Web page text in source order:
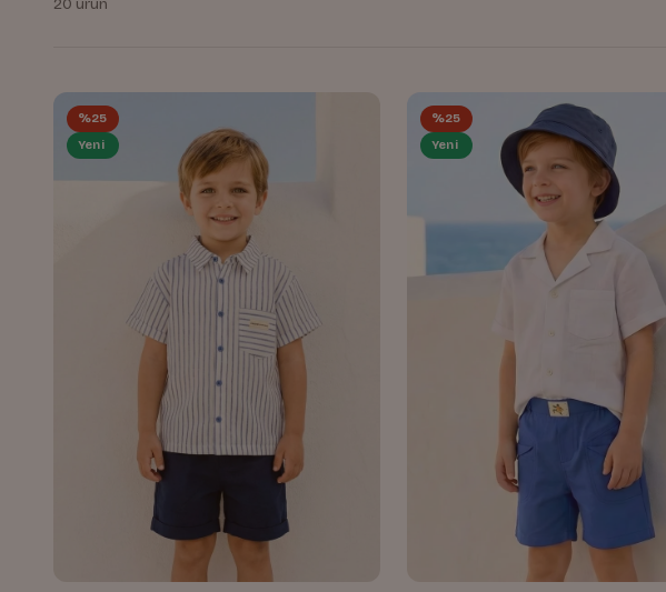
20 ürün
%25
Yeni
%25
Yeni